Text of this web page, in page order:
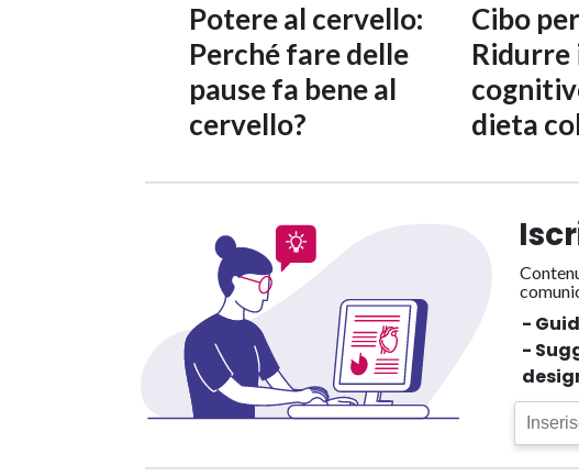
Potere al cervello:
Perché fare delle
pause fa bene al
cervello?
Cibo
Ridurre
dieta
-
-